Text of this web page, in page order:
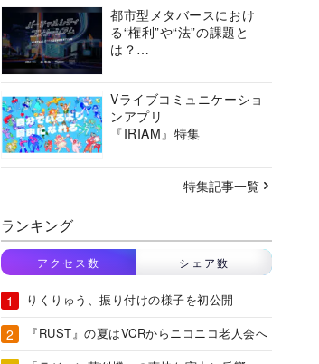
都市型メタバースにおけ
る“権利”や“法”の課題と
は？
ーシアムの挑戦に迫る
Vライブコミュニケーショ
ンアプリ
『IRIAM』特集
特集記事一覧
ランキング
アクセス数 シェア数
りくりゅう、振り付けの様子を初公開
『RUST』の夏はVCRからニコニコ老人会へ